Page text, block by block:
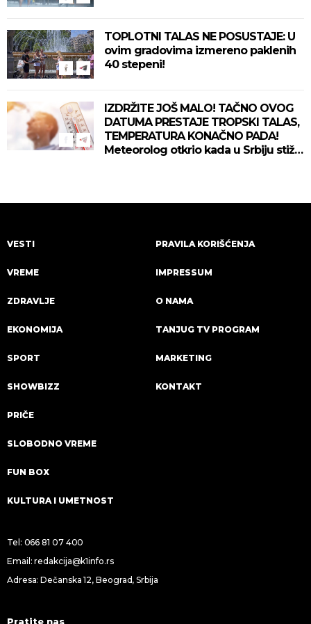
TOPLOTNI TALAS NE POSUSTAJE: U
ovim gradovima izmereno paklenih
40 stepeni!
IZDRŽITE JOŠ MALO! TAČNO OVOG
DATUMA PRESTAJE TROPSKI TALAS,
TEMPERATURA KONAČNO PADA!
Meteorolog otkrio kada u Srbiju stiže
VESTI
VREME
ZDRAVLJE
EKONOMIJA
SPORT
SHOWBIZZ
PRIČE
SLOBODNO VREME
FUN BOX
KULTURA I UMETNOST
PRAVILA KORIŠĆENJA
IMPRESSUM
O NAMA
TANJUG TV PROGRAM
MARKETING
KONTAKT
Tel: 066 81 07 400
Email:redakcija@k1info.rs
Adresa: Dečanska 12, Beograd, Srbija
Pratite nas